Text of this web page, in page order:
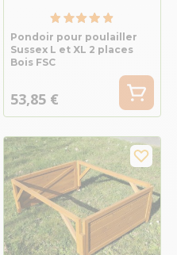
Pondoir pour poulailler
Sussex L et XL 2 places
Bois FSC
53,85 €